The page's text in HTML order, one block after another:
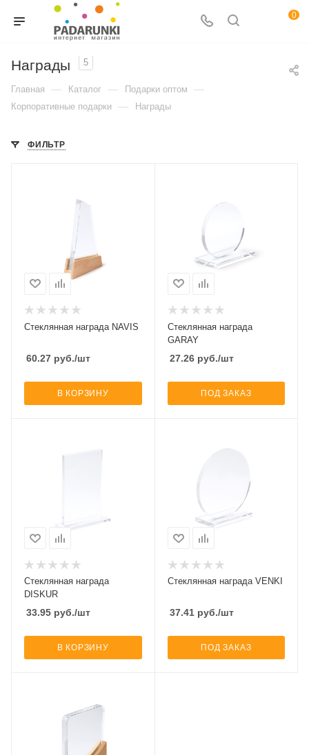
0
Награды 5
Главная — Каталог — Подарки оптом —
Корпоративные подарки — Награды
ФИЛЬТР
Стеклянная награда NAVIS
60.27 руб./шт
В КОРЗИНУ
Стеклянная награда
GARAY
27.26руб./шт
ПОД ЗАКАЗ
Стеклянная награда
DISKUR
33.95 руб./шт
В КОРЗИНУ
Стеклянная награда VENKI
37.41руб./шт
ПОД ЗАКАЗ